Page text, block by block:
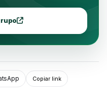
Copiar link